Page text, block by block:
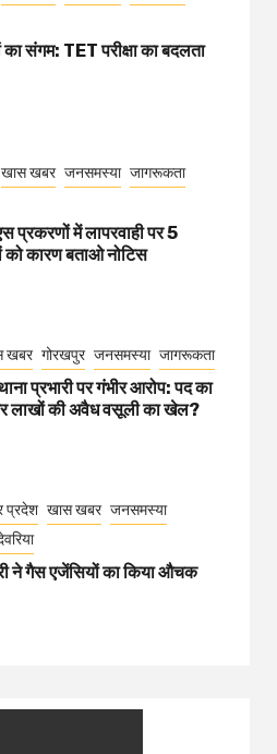
का संगम: TET परीक्षा का बदलता
खास खबर जनसमस्या जागरूकता
प्रकरणों में लापरवाही पर 5
को कारण बताओ नोटिस
खबर गोरखपुर जनसमस्या जागरूकता
प्रभारी पर गंभीर आरोप: पद का
लाखों की अवैध वसूली का खेल?
प्रदेश खास खबर जनसमस्या
ने गैस एजेंसियों का किया औचक